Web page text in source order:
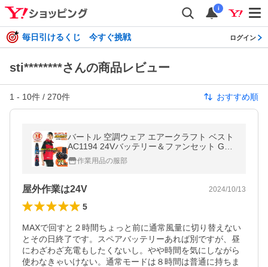
i
毎日引けるくじ 今すぐ挑戦 ログイン
sti********さんの商品レビュー
1 - 10件 / 270件 おすすめ順
バートル 空調ウェア エアークラフト ベスト
AC1194 24Vバッテリー＆ファンセット GB-
POWER AC2014 男女兼用 熱中症対策 電動
ファン付き 作業服 即日発送
作業用品の服部
屋外作業は24V 2024/10/13
5
MAXで回すと２時間ちょっと前に通常風量に切り替えない
とその日終了です。スペアバッテリーあれば別ですが、昼
にわざわざ充電もしたくないし。やや時間を気にしながら
使わなきゃいけない。通常モードは８時間は普通に持ちま